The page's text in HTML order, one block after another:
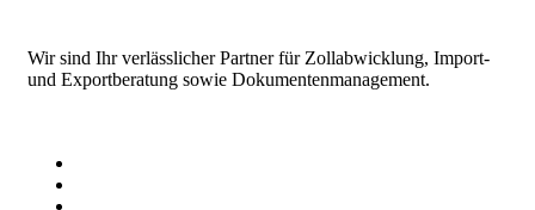
Wir sind Ihr verlässlicher Partner für Zollabwicklung, Import-
und Exportberatung sowie Dokumentenmanagement.